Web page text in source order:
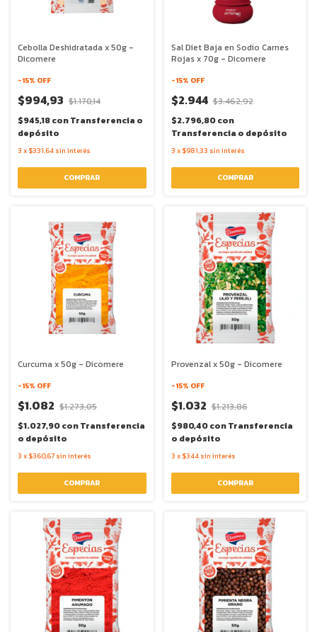
Cebolla Deshidratada x 50g -
Dicomere
-15% OFF
$994,93 $1.170,14
$945,18conTransferencia o
depósito
3 x $331,64 sin interés
Sal Diet Baja en Sodio Carnes
Rojas x 70g - Dicomere
-15% OFF
$2.944 $3.462,92
$2.796,80con
Transferencia o depósito
3 x $981,33 sin interés
Curcuma x 50g - Dicomere
-15% OFF
$1.082 $1.273,05
$1.027,90conTransferencia
o depósito
3 x $360,67 sin interés
Provenzal x 50g - Dicomere
-15% OFF
$1.032 $1.213,86
$980,40conTransferencia
o depósito
3 x $344 sin interés